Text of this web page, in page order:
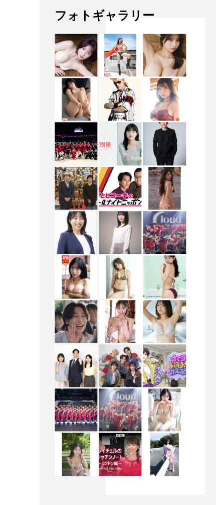
フォトギャラリー